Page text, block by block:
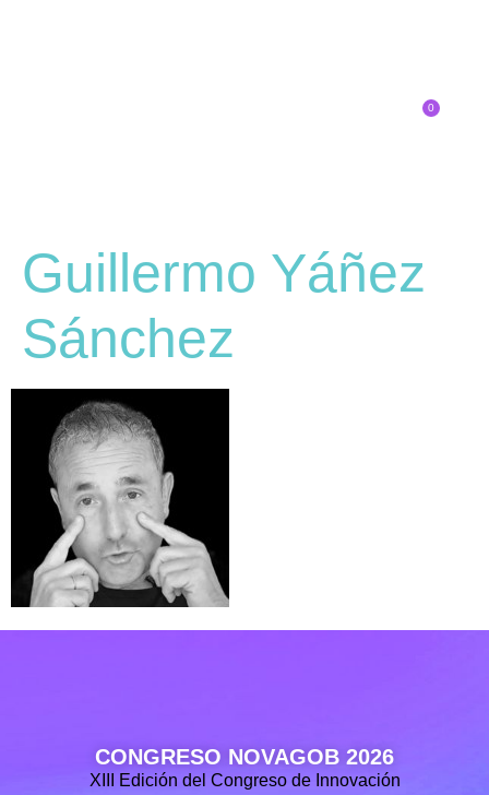
0
Guillermo Yáñez
Sánchez
CONGRESO NOVAGOB 2026
XIII Edición del Congreso de Innovación